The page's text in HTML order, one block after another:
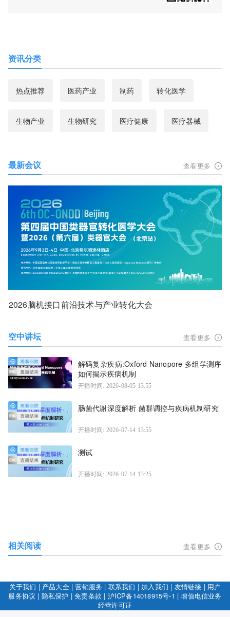
资讯分类
热点推荐 医药产业 制药 转化医学
生物产业 生物研究 医疗健康 医疗器械
最新会议 查看更多
2026脑机接口前沿技术与产业转化大会
空中讲坛 查看更多
解码复杂疾病:Oxford Nanopore 多组学测序
如何揭示疾病机制
开播时间: 2026-08-05 13:55
肠菌代谢深度解析 菌群调控与疾病机制研究
开播时间: 2026-07-14 13:55
测试
开播时间: 2026-07-14 13:25
相关阅读 查看更多
关于我们 | 产品大全|营销服务 | 联系我们 | 加入我们 | 友情链接 | 用户
服务协议 | 隐私保护 |免责条款 | 沪ICP备14018915号-1 |增值电信业务
经营许可证